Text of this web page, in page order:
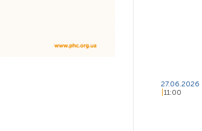
27.06.2026
11:00